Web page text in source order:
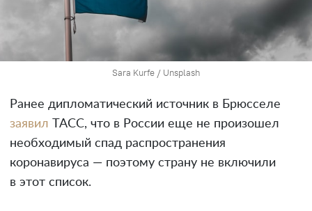
Sara Kurfe / Unsplash
Ранее дипломатический источник в Брюсселе
заявил ТАСС, что в России еще не произошел
необходимый спад распространения
коронавируса — поэтому страну не включили
в этот список.